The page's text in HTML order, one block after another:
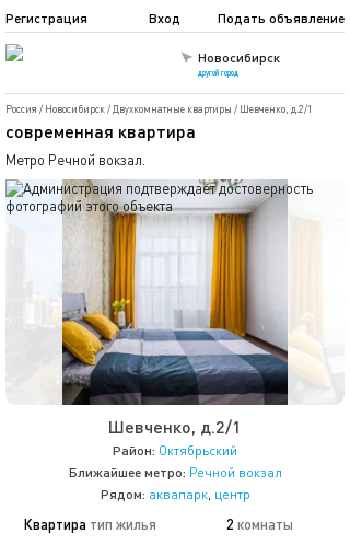
Новосибирск
другой город
Подать объявление
Регистрация Вход
Россия / Новосибирск/ Двухкомнатные квартиры / Шевченко, д.2/1
современная квартира
Метро Речной вокзал.
Шевченко, д.2/1
Район: Октябрьский
Ближайшее метро: Речной вокзал
Рядом: аквапарк, центр
Квартира тип жилья 2 комнаты